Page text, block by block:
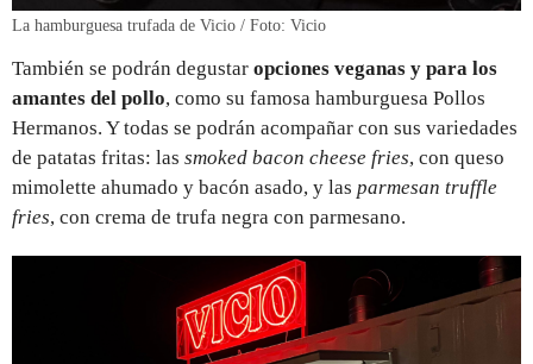
La hamburguesa trufada de Vicio / Foto: Vicio
También se podrán degustar opciones veganas y para los
amantes del pollo, como su famosa hamburguesa Pollos
Hermanos. Y todas se podrán acompañar con sus variedades
de patatas fritas: las smoked bacon cheese fries, con queso
mimolette ahumado y bacón asado, y las parmesan truffle
fries, con crema de trufa negra con parmesano.